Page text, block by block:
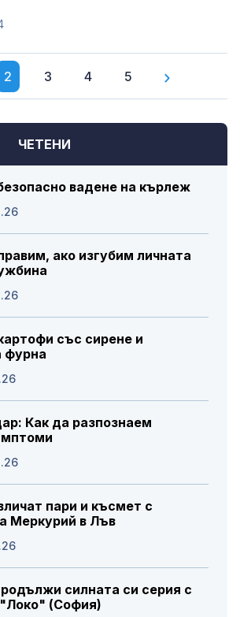
2 3 4 5
ЧЕТЕНИ
вадене на кърлеж
ако изгубим личната
със сирене и
фурна
Как да разпознаем
пари и късмет с
Меркурий в Лъв
силната си серия с
(София)